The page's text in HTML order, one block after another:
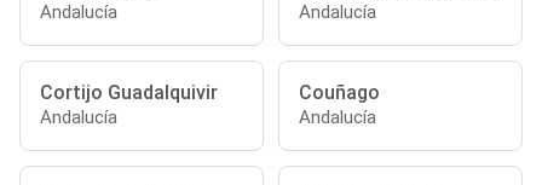
Andalucía Andalucía
Cortijo Guadalquivir
Andalucía
Couñago
Andalucía